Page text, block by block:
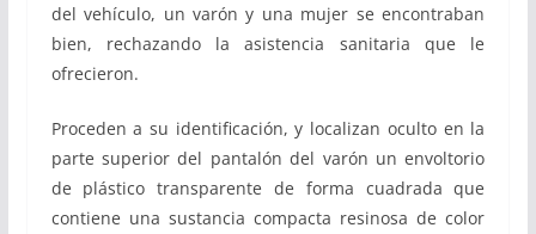
del vehículo, un varón y una mujer se encontraban
bien, rechazando la asistencia sanitaria que le
ofrecieron.
Proceden a su identificación, y localizan oculto en la
parte superior del pantalón del varón un envoltorio
de plástico transparente de forma cuadrada que
contiene una sustancia compacta resinosa de color